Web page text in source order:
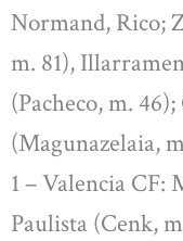
Normand, Rico;
m. 81),
(Pacheco, m.
(Magunazelaia,
1 – Valencia
Paulista (Cenk,